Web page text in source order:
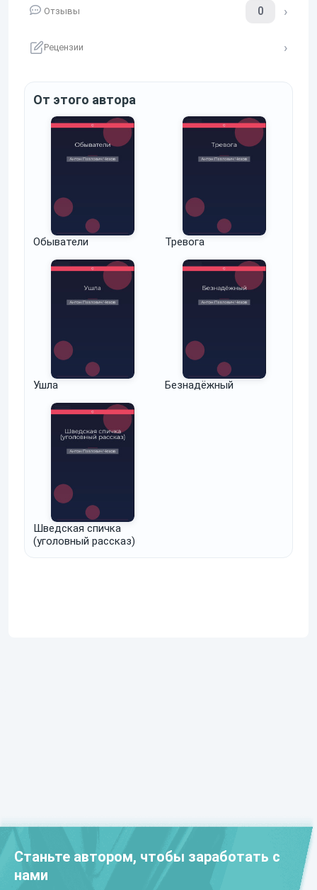
Отзывы 0
Рецензии
От этого автора
Обыватели Тревога
Ушла Безнадёжный
Шведская спичка
(уголовный рассказ)
Станьте автором, чтобы заработать с
нами